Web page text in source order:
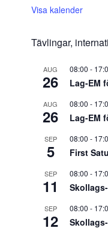
Visa kalender
Tävlingar,
AUG
26
08:00 -
Lag-EM
AUG
26
08:00 -
Lag-EM
SEP
5
08:00 -
First
SEP
11
08:00 -
SEP
12
08:00 -